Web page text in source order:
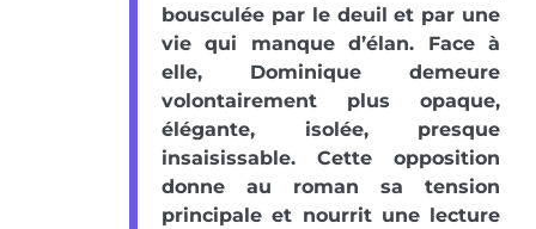
bousculée par le deuil et par une
vie qui manque d’élan. Face à
elle, Dominique demeure
volontairement plus opaque,
élégante, isolée, presque
insaisissable. Cette opposition
donne au roman sa tension
principale et nourrit une lecture